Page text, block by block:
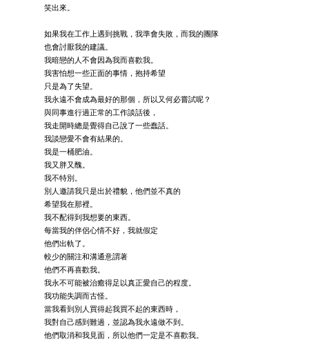
笑出來。
如果我在工作上遇到挑戰，我準會失敗，而我的團隊
也會討厭我的建議。
我暗戀的人不會因為我而喜歡我。
我害怕想一些正面的事情，抱持希望
只是為了失望。
我永遠不會成為最好的那個，所以又何必嘗試呢？
與同事進行過正常的工作談話後，
我走開時總是覺得自己說了一些蠢話。
我談戀愛不會有結果的。
我是一桶肥油。
我又胖又醜。
我不特別。
別人邀請我只是出於禮貌，他們並不真的
希望我在那裡。
我不配得到我想要的東西。
每當我的伴侶心情不好，我就假定
他們出軌了。
較少的關注和溝通意謂著
他們不再喜歡我。
我永不可能被治癒得足以真正愛自己的程度。
我功能失調而古怪。
當我看到別人買得起我買不起的東西時，
我對自己感到難過，並認為我永遠做不到。
他們取消和我見面，所以他們一定是不喜歡我。